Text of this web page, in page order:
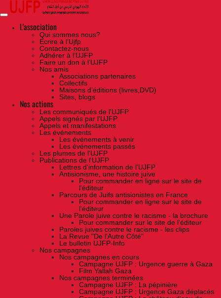
Skip
the
contentL'association
Qui sommes nous?
Ecrire à l’Ujfp
Contactez-nous
Adhérer à l’UJFP
Faire un don à l’UJFP
Nos amis
Associations partenaires
Collectifs
Maisons d’éditions (livres,DVD)
Sites, blogs
Nos actions
Les communiqués de l'UJFP
Appels signés par l'UJFP
Appels et manifestations
Les événements
Les événements à venir
Les événements passés
Les plumes de l'UJFP
Publications de l'UJFP
Lettres d'information de l'UJFP
Antisionisme, une histoire juive
Pour commander en ligne sur le site de
l'éditeur
Parcours de Juifs antisionistes en France
Pour commander en ligne sur le site de
l'éditeur
Une Parole juive contre le racisme - la brochure
Pour commander sur le site de l'éditeur
Paroles juives contre le racisme - les clips
La Revue "De l'Autre Côté"
Le bulletin UJFP-Info
Nos campagnes
Nos campagnes en cours
Campagne UJFP : Urgence guerre à Gaza
Film Yallah Gaza
Nos campagnes terminées
Campagne UJFP : La pépinière
Campagne UJFP : Urgence Gaza déplacés